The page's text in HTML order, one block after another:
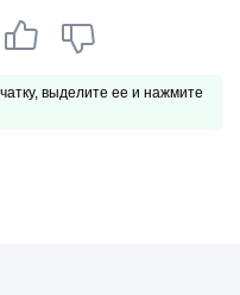
выделите ее и нажмите